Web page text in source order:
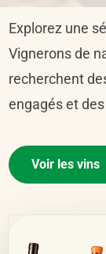
Explorez une
Vignerons de
recherchent
engagés et
Voir les vins